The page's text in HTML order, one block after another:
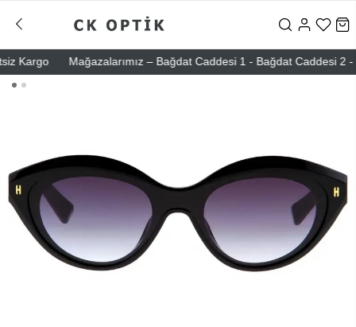
Mağazalarımız – Bağdat Caddesi 1 - Bağdat Caddesi 2 -